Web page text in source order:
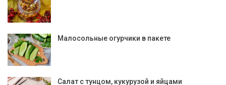
Малосольные огурчики в пакете
Салат с тунцом, кукурузой и яйцами